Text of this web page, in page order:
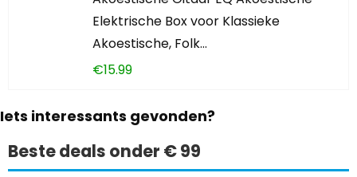
Elektrische Box voor Klassieke
Akoestische, Folk…
€15.99
Iets interessants gevonden?
Beste deals onder € 99